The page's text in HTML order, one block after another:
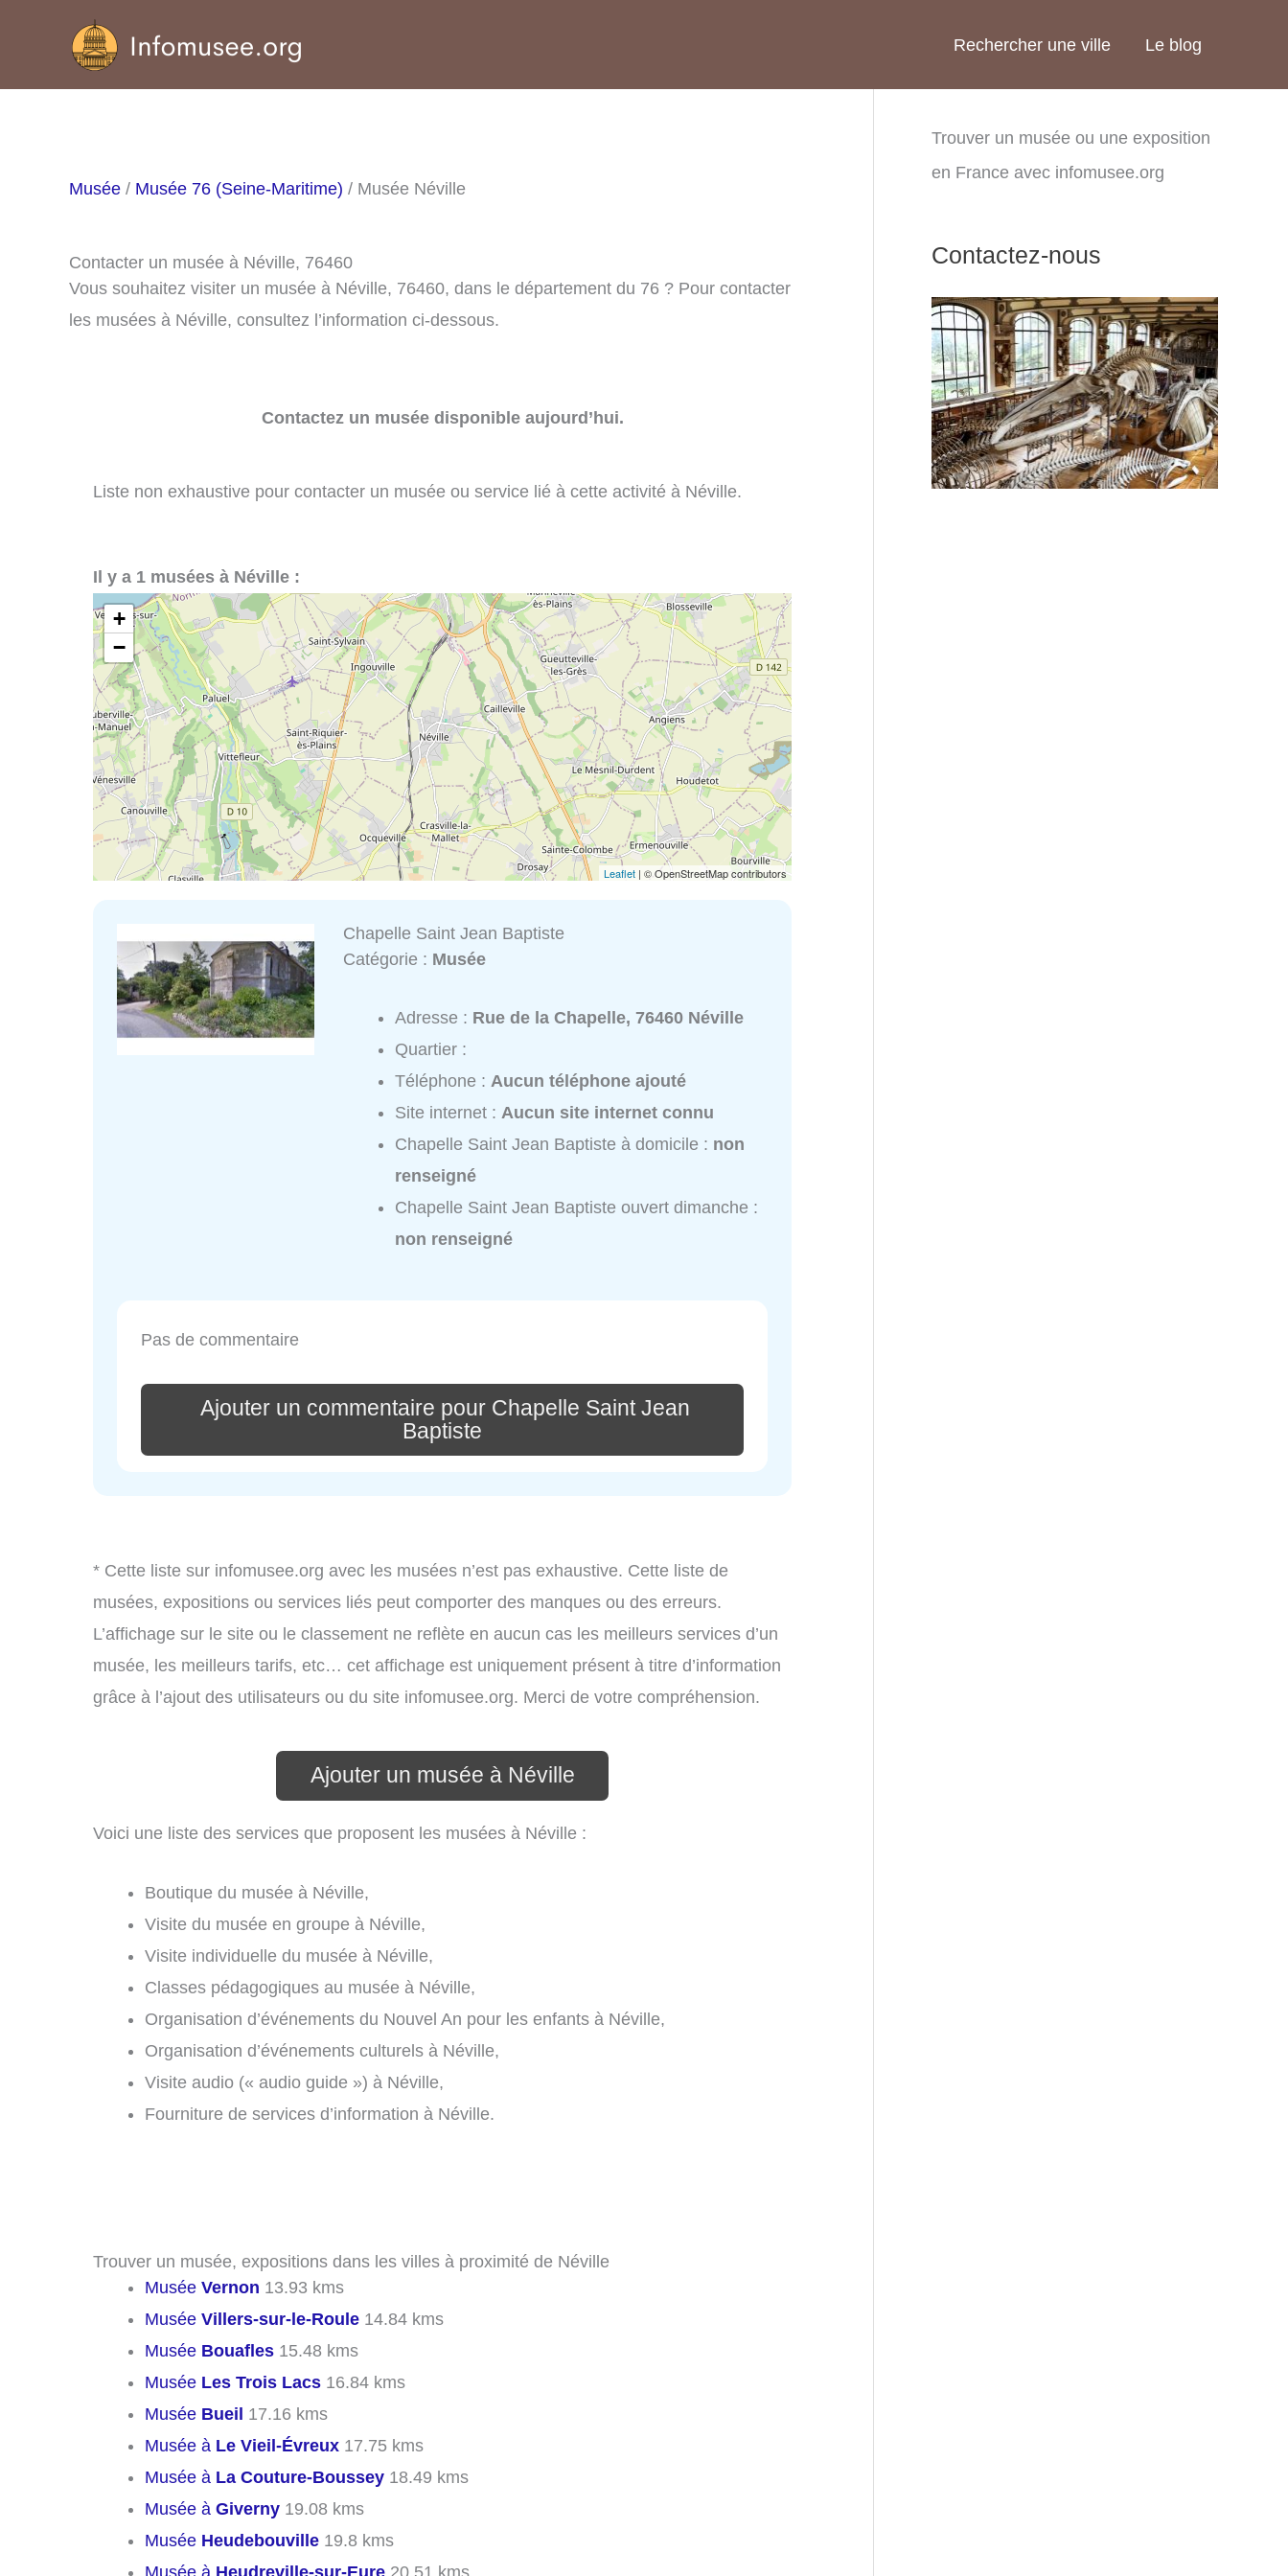
Rechercher une ville Le blog
Musée / Musée 76 (Seine-Maritime) / Musée Néville
Contacter un musée à Néville, 76460
Vous souhaitez visiter un musée à Néville, 76460, dans le département du 76 ? Pour contacter
les musées à Néville, consultez l’information ci-dessous.
Contactez un musée disponible aujourd’hui.
Liste non exhaustive pour contacter un musée ou service lié à cette activité à Néville.
Il y a 1 musées à Néville :
+
−
Leaflet | © OpenStreetMap contributors
Chapelle Saint Jean Baptiste
Catégorie : Musée
Adresse : Rue de la Chapelle, 76460 Néville
Quartier :
Téléphone :Aucun téléphone ajouté
Site internet :Aucun site internet connu
Chapelle Saint Jean Baptiste à domicile : non
renseigné
Chapelle Saint Jean Baptiste ouvert dimanche :
non renseigné
Pas de commentaire
Ajouter un commentaire pour Chapelle Saint Jean
Baptiste
* Cette liste sur infomusee.org avec les musées n’est pas exhaustive. Cette liste de
musées, expositions ou services liés peut comporter des manques ou des erreurs.
L’affichage sur le site ou le classement ne reflète en aucun cas les meilleurs services d’un
musée, les meilleurs tarifs, etc… cet affichage est uniquement présent à titre d’information
grâce à l’ajout des utilisateurs ou du site infomusee.org. Merci de votre compréhension.
Ajouter un musée à Néville
Voici une liste des services que proposent les musées à Néville :
Boutique du musée à Néville,
Visite du musée en groupe à Néville,
Visite individuelle du musée à Néville,
Classes pédagogiques au musée à Néville,
Organisation d’événements du Nouvel An pour les enfants à Néville,
Organisation d’événements culturels à Néville,
Visite audio (« audio guide ») à Néville,
Fourniture de services d’information à Néville.
Trouver un musée, expositions dans les villes à proximité de Néville
Musée Vernon 13.93 kms
Musée Villers-sur-le-Roule 14.84 kms
Musée Bouafles 15.48 kms
Musée Les Trois Lacs 16.84 kms
Musée Bueil 17.16 kms
Musée à Le Vieil-Évreux 17.75 kms
Musée à La Couture-Boussey 18.49 kms
Musée à Giverny 19.08 kms
Musée Heudebouville 19.8 kms
Musée à Heudreville-sur-Eure 20.51 kms
Trouver un musée ou une exposition
en France avec infomusee.org
Contactez-nous